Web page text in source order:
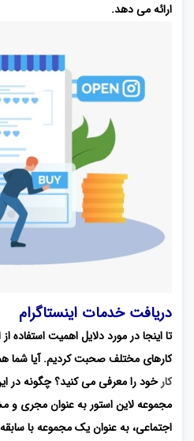
ارائه می دهد.
دریافت خدمات اینستاگرام
تا اینجا در مورد دلایل اهمیت استفاده
کارهای مختلف صحبت کردیم. آیا شما
کارخود را معرفی می کنید؟ چگونه در
مجموعه لاین استور به عنوان مجری و
اجتماعی، به عنوان یک مجموعه با سابقه